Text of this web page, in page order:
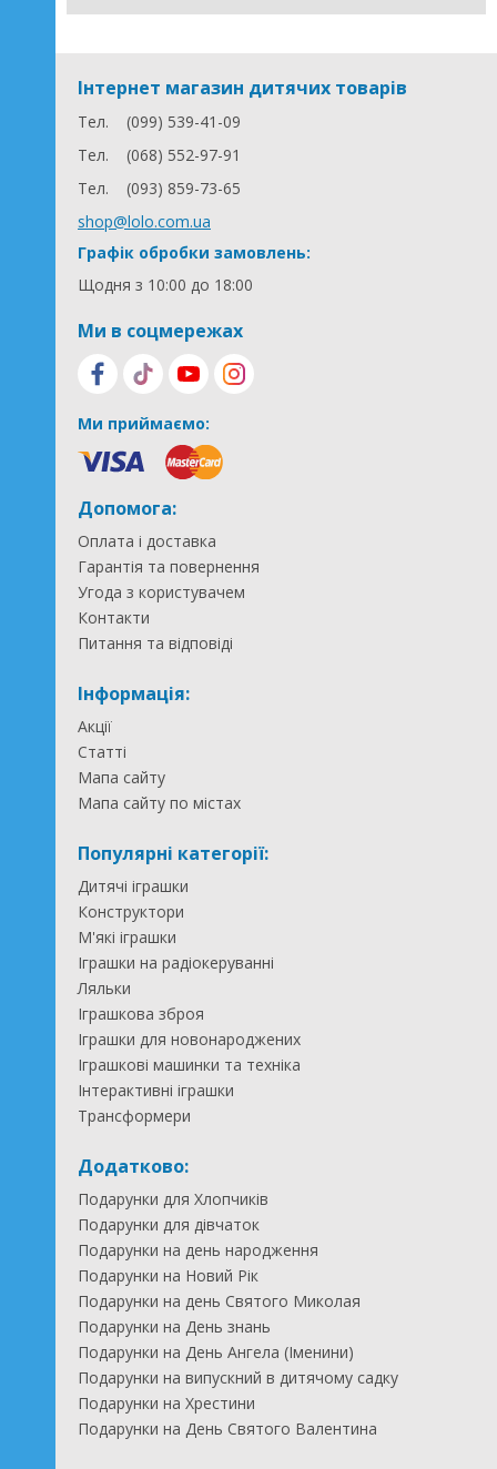
Інтернет магазин дитячих товарів
Тел.
(099) 539-41-09
Тел.
(068) 552-97-91
Тел.
(093) 859-73-65
shop@lolo.com.ua
Графік обробки замовлень:
Щодня з 10:00 до 18:00
Ми в соцмережах
Ми приймаємо:
Допомога:
Оплата і доставка
Гарантія та повернення
Угода з користувачем
Контакти
Питання та відповіді
Інформація:
Акції
Статті
Мапа сайту
Мапа сайту по містах
Популярні категорії:
Дитячі іграшки
Конструктори
М'які іграшки
Іграшки на радіокеруванні
Ляльки
Іграшкова зброя
Іграшки для новонароджених
Іграшкові машинки та техніка
Інтерактивні іграшки
Трансформери
Додатково:
Подарунки для Хлопчиків
Подарунки для дівчаток
Подарунки на день народження
Подарунки на Новий Рік
Подарунки на день Святого Миколая
Подарунки на День знань
Подарунки на День Ангела (Іменини)
Подарунки на випускний в дитячому садку
Подарунки на Хрестини
Подарунки на День Святого Валентина